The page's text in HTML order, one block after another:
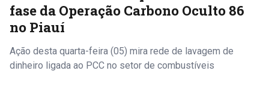
fase da Operação Carbono Oculto 86
no Piauí
Ação desta quarta-feira (05) mira rede de lavagem de
dinheiro ligada ao PCC no setor de combustíveis